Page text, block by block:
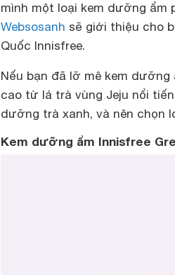
mình một loại kem dưỡng ẩm
Websosanh sẽ giới thiệu cho
Quốc Innisfree.
Nếu bạn đã lỡ mê kem
cao từ lá trà vùng Jeju nổi
dưỡng trà xanh, và nên chọn
Kem dưỡng ẩm Innisfree